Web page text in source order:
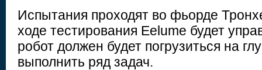
Испытания проходят во фьорде
ходе тестирования Eelume будет
робот должен будет погрузиться на
выполнить ряд задач.